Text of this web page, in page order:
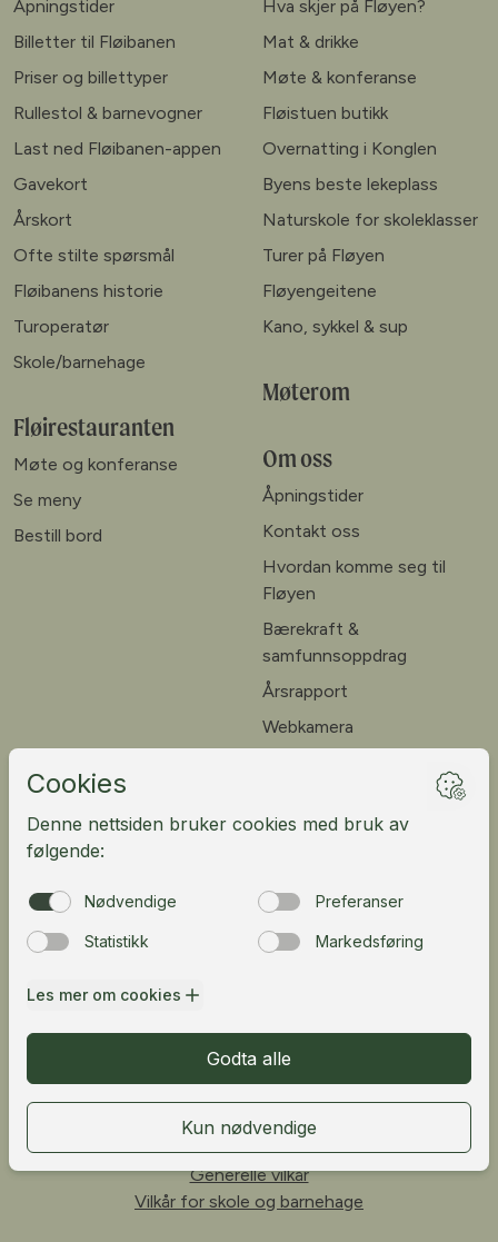
Åpningstider
Billetter til Fløibanen
Priser og billettyper
Rullestol & barnevogner
Last ned Fløibanen-appen
Gavekort
Årskort
Ofte stilte spørsmål
Fløibanens historie
Turoperatør
Skole/barnehage
Fløirestauranten
Møte og konferanse
Se meny
Bestill bord
Hva skjer på Fløyen?
Mat & drikke
Møte & konferanse
Fløistuen butikk
Overnatting i Konglen
Byens beste lekeplass
Naturskole for skoleklasser
Turer på Fløyen
Fløyengeitene
Kano, sykkel & sup
Møterom
Om oss
Åpningstider
Kontakt oss
Hvordan komme seg til
Fløyen
Bærekraft &
samfunnsoppdrag
Årsrapport
Webkamera
Vetrlidsallmenningen 23A, 5014 Bergen, Norway
Personvern
Generelle vilkår
Vilkår for skole og barnehage